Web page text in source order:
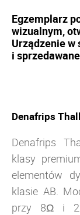
Egzemplarz
wizualnym,
Urządzenie
i
Denafrips
Denafrips
klasy
elementów
klasie AB.
przy 8Ω i